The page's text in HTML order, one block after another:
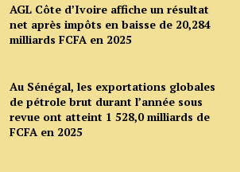
AGL Côte d’Ivoire affiche un résultat
net après impôts en baisse de 20,284
milliards FCFA en 2025
Au Sénégal, les exportations globales
de pétrole brut durant l’année sous
revue ont atteint 1 528,0 milliards de
FCFA en 2025